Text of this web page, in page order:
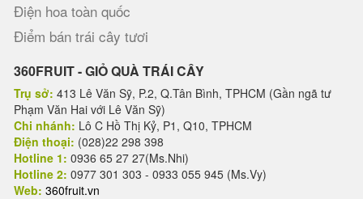
Điện hoa toàn quốc
Điểm bán trái cây tươi
360FRUIT - GIỎ QUÀ TRÁI CÂY
Trụ sở: 413 Lê Văn Sỹ, P.2, Q.Tân Bình, TPHCM (Gần ngã tư
Phạm Văn Hai với Lê Văn Sỹ)
Chi nhánh: Lô C Hồ Thị Kỷ, P1, Q10, TPHCM
Điện thoại: (028)22 298 398
Hotline 1: 0936 65 27 27(Ms.Nhi)
Hotline 2: 0977 301 303 - 0933 055 945 (Ms.Vy)
Web: 360fruit.vn